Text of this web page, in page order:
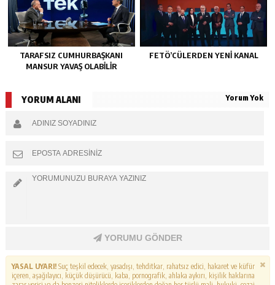
TARAFSIZ CUMHURBAŞKANI
MANSUR YAVAŞ OLABİLİR
FETÖ’CÜLERDEN YENI KANAL
YORUM ALANI Yorum Yok
YORUMU GÖNDER
YASAL UYARI!Suç teşkil edecek, yasadışı, tehditkar, rahatsız edici, hakaret ve küfür
içeren, aşağılayıcı, küçük düşürücü, kaba, pornografik, ahlaka aykırı, kişilik haklarına